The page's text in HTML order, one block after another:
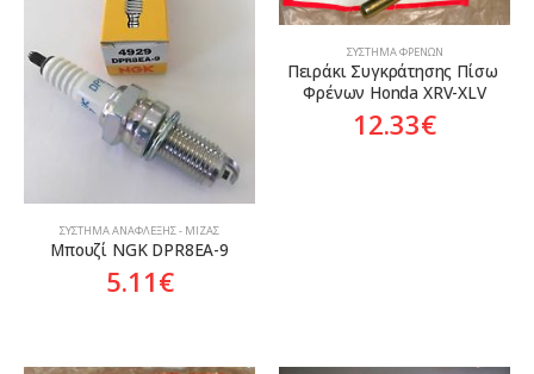
ΣΎΣΤΗΜΑ ΑΝΆΦΛΕΞΗΣ - ΜΊΖΑΣ
Μπουζί NGK DPR8EA-9
5.11€
ΣΎΣΤΗΜΑ ΦΡΈΝΩΝ
Πειράκι Συγκράτησης Πίσω
Φρένων Honda XRV-XLV
12.33€